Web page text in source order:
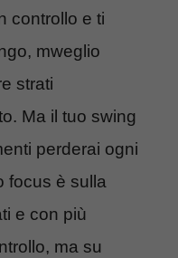
controllo e ti
mweglio
strati
Ma il tuo swing
perderai ogni
focus è sulla
e con più
ma su